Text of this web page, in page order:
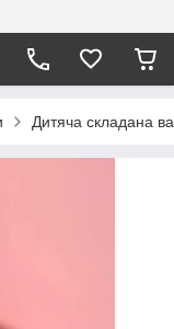
Дитяча складана